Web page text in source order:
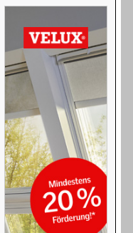
VELUX Zubehör - Elektro und
Solar
VELUX Markisen - Elektro